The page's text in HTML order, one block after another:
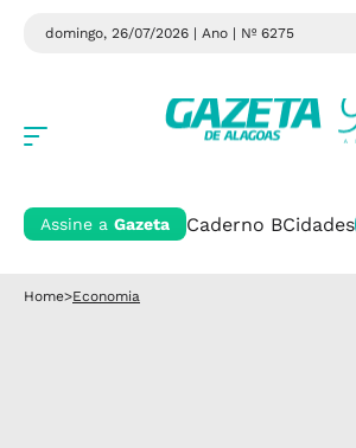
domingo, 26/07/2026 | Ano | Nº 6275
Assine a Gazeta Caderno BCidades
Home>Economia